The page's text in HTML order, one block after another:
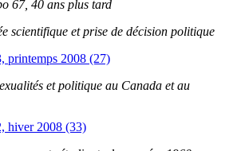
67, 40 ans plus tard
scientifique et prise de décision politique
printemps 2008 (27)
et politique au Canada et au
hiver 2008 (33)